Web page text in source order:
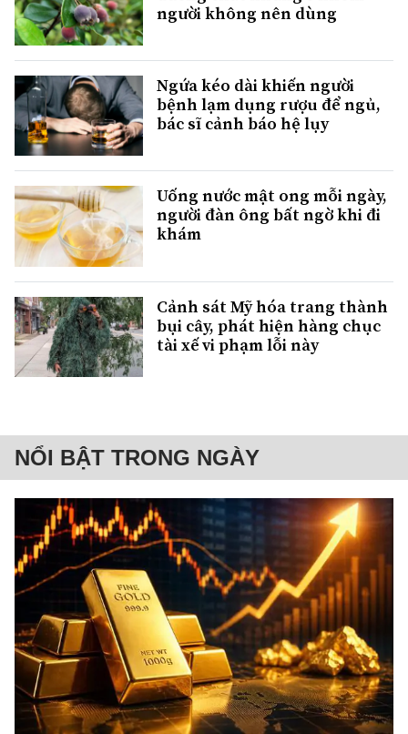
người không nên dùng
Ngứa kéo dài khiến người
bệnh lạm dụng rượu để ngủ,
bác sĩ cảnh báo hệ lụy
Uống nước mật ong mỗi ngày,
người đàn ông bất ngờ khi đi
khám
Cảnh sát Mỹ hóa trang thành
bụi cây, phát hiện hàng chục
tài xế vi phạm lỗi này
NỔI BẬT TRONG NGÀY